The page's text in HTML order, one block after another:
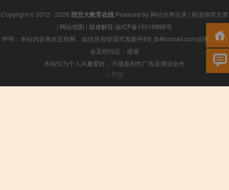
Copyright © 2012 - 2026 西交大教育在线Powered by 网站分类目录 | 精选推荐文章
| 网站地图 | 疑难解答 渝ICP备10016896号
声明：本站内容来自互联网，如信息有错误可发邮件到f_fb#foxmail.com说明，我们
会及时纠正，谢谢
本站仅为个人兴趣爱好，不接盈利性广告及商业合作
小男孩